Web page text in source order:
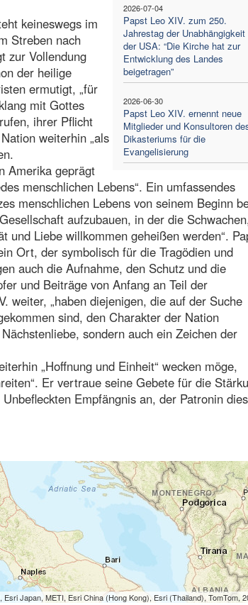
2026-07-04
Papst Leo XIV. zum 250.
Jahrestag der Unabhängigkeit
der USA: “Die Kirche hat zur
Entwicklung des Landes
beigetragen”
2026-06-30
Papst Leo XIV. ernennt neue
Mitglieder und Konsultoren
Dikasteriums für die
Evangelisierung
keineswegs im
Streben nach
zur Vollendung
der heilige
ermutigt, „für
mit Gottes
ihrer Pflicht
weiterhin „als
Amerika geprägt
menschlichen Lebens“. Ein umfassendes
menschlichen Lebens von seinem Beginn
aufzubauen, in der die
und Liebe willkommen geheißen werden“.
Ort, der symbolisch für die Tragödien und
auch die Aufnahme, den Schutz und die
und Beiträge von Anfang an Teil der
weiter, „haben diejenigen, die auf der Suche
sind, den Charakter der Nation
sondern auch ein Zeichen der
„Hoffnung und Einheit“ wecken möge,
Er vertraue seine Gebete für die
Empfängnis an, der Patronin
Japan, METI, Esri China (Hong Kong), Esri (Thailand), TomTom,